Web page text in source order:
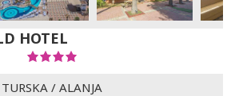
HOTEL
TURSKA / ALANJA